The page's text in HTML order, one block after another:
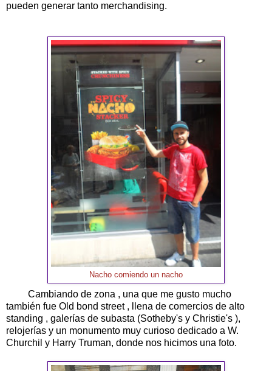
pueden generar tanto merchandising.
Nacho comiendo un nacho
Cambiando de zona , una que me gusto mucho
también fue Old bond street , llena de comercios de alto
standing , galerías de subasta (Sotheby's y Christie's ),
relojerías y un monumento muy curioso dedicado a W.
Churchil y Harry Truman, donde nos hicimos una foto.